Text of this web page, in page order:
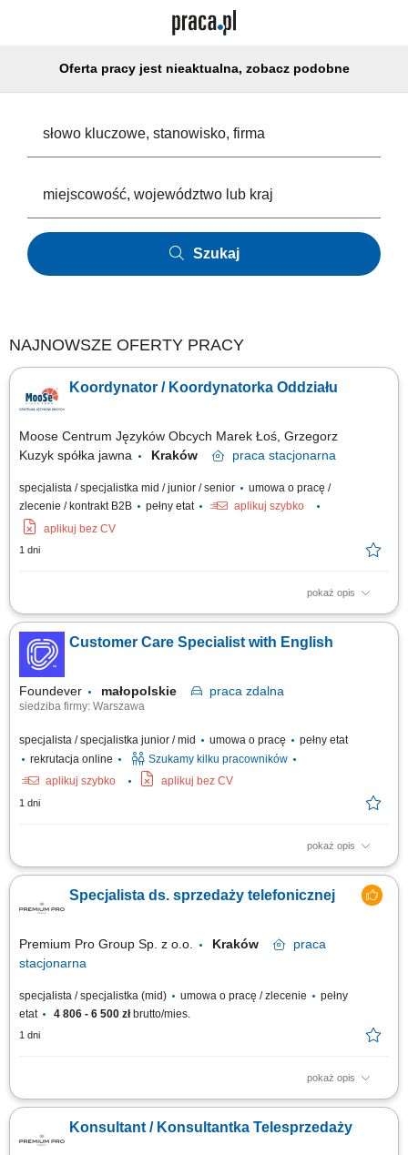
Oferta pracy jest nieaktualna, zobacz podobne
Szukaj
NAJNOWSZE OFERTY PRACY
Koordynator / Koordynatorka Oddziału
Moose Centrum Języków Obcych Marek Łoś, Grzegorz
Kuzyk spółka jawna
Kraków praca stacjonarna
specjalista / specjalistka mid / junior / senior
umowa o pracę /
zlecenie / kontrakt B2B
pełny etat
aplikuj szybko
aplikuj bez CV
1 dni
pokaż opis
Opis stanowiska: Nadzór nad sprawną organizacją pracy oddziału.
Wsparcie zespołu w codziennych obowiązkach oraz koordynacja działań
operacyjnych. Obsługa bieżących spraw administracyjnych. Dbanie o
prawidłową komunikację wewnątrz oddziału. Współpraca z innymi
działami firmy w...
Customer Care Specialist with English
Foundever małopolskie praca zdalna
siedziba firmy: Warszawa
specjalista / specjalistka junior / mid umowa o pracę
pełny etat
rekrutacja online
Szukamy kilku pracowników
aplikuj szybko
aplikuj bez CV
1 dni
pokaż opis
Location: Gdańsk or Warsaw, Poland Contract type: Fixed-term contract (3
responsibilities Provide premium customer care. Support customers with
product-related questions, orders, account inquiries, and general
Specjalista ds. sprzedaży telefonicznej
Premium Pro Group Sp. z o.o. Kraków
praca
stacjonarna
specjalista / specjalistka (mid) umowa o pracę / zlecenie
pełny
etat
4 806 - 6 500 złbrutto/mies.
1 dni
pokaż opis
Firma z branży chemii przemysłowej poszukuje handlowców.
Konsultant / Konsultantka Telesprzedaży